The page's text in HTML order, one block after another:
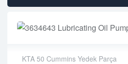
KTA 50 Cummins Yedek Parça